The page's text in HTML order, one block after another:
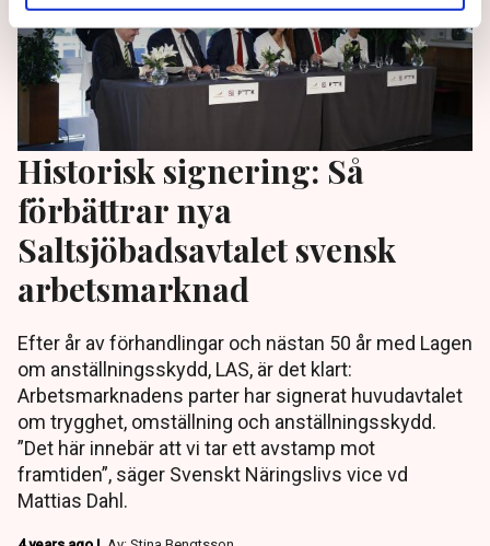
Historisk signering: Så
förbättrar nya
Saltsjöbadsavtalet svensk
arbetsmarknad
Efter år av förhandlingar och nästan 50 år med Lagen
om anställningsskydd, LAS, är det klart:
Arbetsmarknadens parter har signerat huvudavtalet
om trygghet, omställning och anställningsskydd.
”Det här innebär att vi tar ett avstamp mot
framtiden”, säger Svenskt Näringslivs vice vd
Mattias Dahl.